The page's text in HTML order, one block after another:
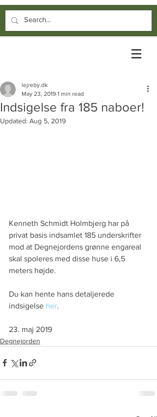
Indsigelse fra 185 naboer!
lejreby.dk
May 23, 2019 1 min read
Updated: Aug 5, 2019
Kenneth Schmidt Holmbjerg har på
privat basis indsamlet 185 underskrifter
mod at Degnejordens grønne engareal
skal spoleres med disse huse i 6,5
meters højde.
Du kan hente hans detaljerede
indsigelse her.
23. maj 2019
Degnejorden